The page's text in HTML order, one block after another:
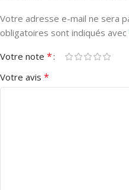
Votre adresse e-mail ne sera
obligatoires sont indiqués avec
Votre note *
Votre avis *